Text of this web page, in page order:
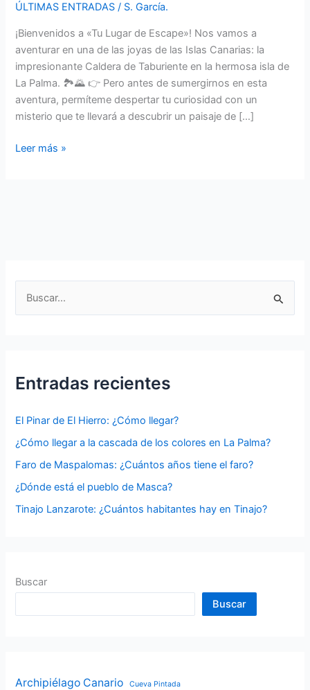
ÚLTIMAS ENTRADAS / S. García.
¡Bienvenidos a «Tu Lugar de Escape»! Nos vamos a
aventurar en una de las joyas de las Islas Canarias: la
impresionante Caldera de Taburiente en la hermosa isla de
La Palma. 🏞️🌄 👉 Pero antes de sumergirnos en esta
aventura, permíteme despertar tu curiosidad con un
misterio que te llevará a descubrir un paisaje de […]
Caldera
Palma
🏞️
Leer más »
r
r
:
Entradas recientes
El Pinar de El Hierro: ¿Cómo llegar?
¿Cómo llegar a la cascada de los colores en La Palma?
Faro de Maspalomas: ¿Cuántos años tiene el faro?
¿Dónde está el pueblo de Masca?
Tinajo Lanzarote: ¿Cuántos habitantes hay en Tinajo?
Buscar
Buscar
Archipiélago Canario Cueva Pintada